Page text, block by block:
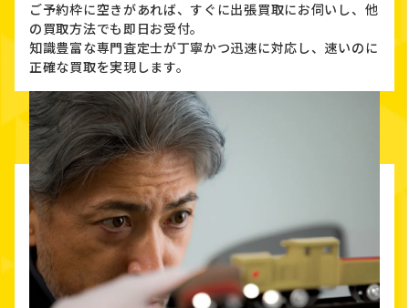
ご予約枠に空きがあれば、すぐに出張買取にお伺いし、他
の買取方法でも即日お受付。
知識豊富な専門査定士が丁寧かつ迅速に対応し、速いのに
正確な買取を実現します。